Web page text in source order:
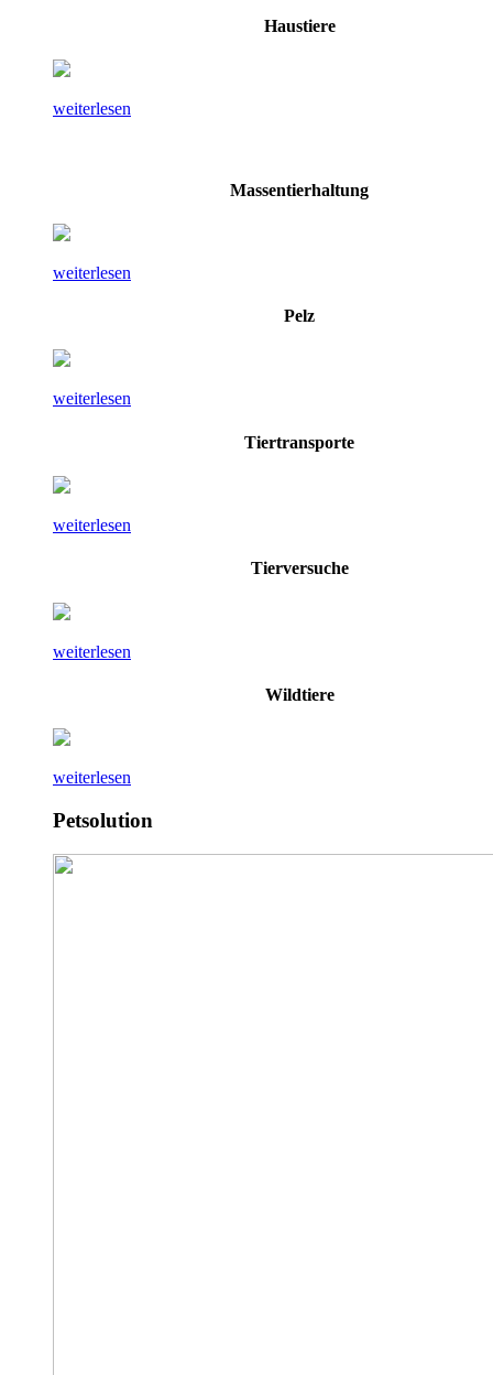
Haustiere
weiterlesen
Massentierhaltung
weiterlesen
Pelz
weiterlesen
Tiertransporte
weiterlesen
Tierversuche
weiterlesen
Wildtiere
weiterlesen
Petsolution